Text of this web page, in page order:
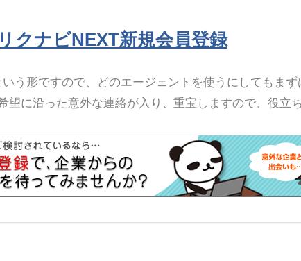
リクナビNEXT新規会員登録
う形ですので、どのエージェントを使うにしてもまず
望に沿った意外な連絡が入り、重宝しますので、役立ち